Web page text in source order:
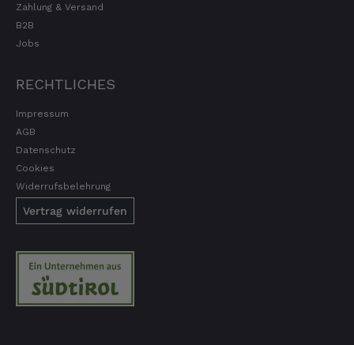
Zahlung & Versand
B2B
Jobs
RECHTLICHES
Impressum
AGB
Datenschutz
Cookies
Widerrufsbelehrung
Vertrag widerrufen